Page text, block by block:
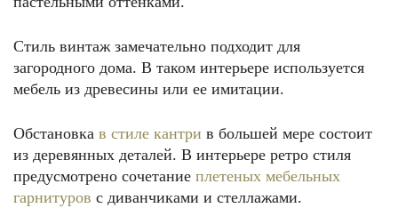
Стиль винтаж замечательно подходит для
загородного дома. В таком интерьере используется
мебель из древесины или ее имитации.
Обстановка в стиле кантри в большей мере состоит
из деревянных деталей. В интерьере ретро стиля
предусмотрено сочетание плетеных мебельных
гарнитуров с диванчиками и стеллажами.